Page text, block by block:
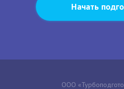
Начать
ООО